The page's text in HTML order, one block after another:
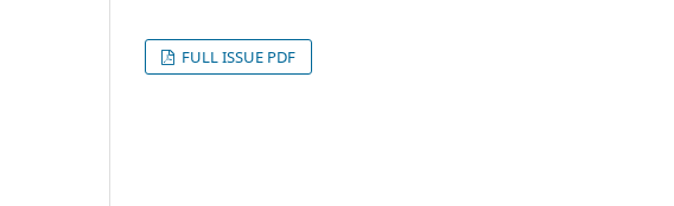
FULL ISSUE PDF